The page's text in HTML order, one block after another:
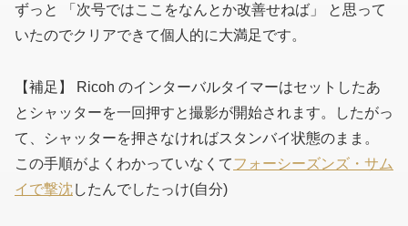
ずっと 「次号ではここをなんとか改善せねば」 と思って
いたのでクリアできて個人的に大満足です。
【補足】 Ricoh のインターバルタイマーはセットしたあ
とシャッターを一回押すと撮影が開始されます。したがっ
て、シャッターを押さなければスタンバイ状態のまま。
この手順がよくわかっていなくてフォーシーズンズ・サム
イで撃沈したんでしたっけ(自分)